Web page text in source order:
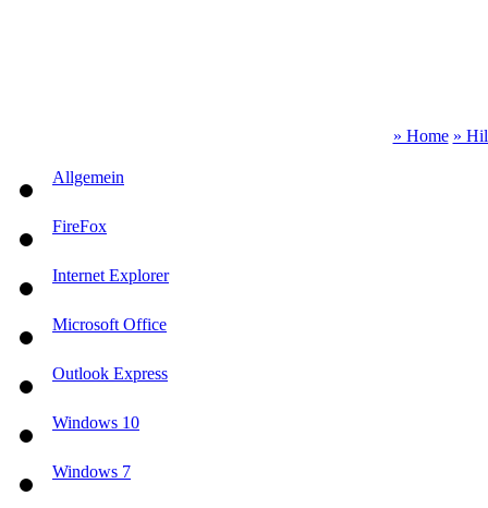
» Home »
Allgemein
FireFox
Internet Explorer
Microsoft Office
Outlook Express
Windows 10
Windows 7